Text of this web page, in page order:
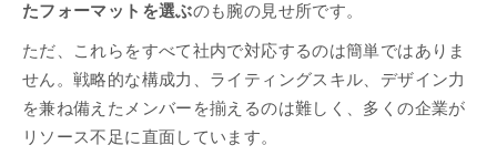
たフォーマットを選ぶのも腕の見せ所です。
ただ、これらをすべて社内で対応するのは簡単ではありま
せん。戦略的な構成力、ライティングスキル、デザイン力
を兼ね備えたメンバーを揃えるのは難しく、多くの企業が
リソース不足に直面しています。